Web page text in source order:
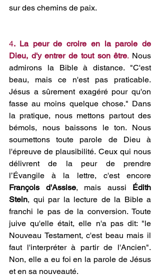
sur des chemins de paix.
4. La peur de croire en la parole de
Dieu, d'y entrer de tout son être. Nous
admirons la Bible à distance. "C'est
beau, mais ce n'est pas praticable.
Jésus a sûrement exagéré pour qu'on
fasse au moins quelque chose." Dans
la pratique, nous mettons partout des
bémols, nous baissons le ton. Nous
soumettons toute parole de Dieu à
l'épreuve de plausibilité. Ceux qui nous
délivrent de la peur de prendre
François d'Assise, mais aussi Édith
Stein, qui par la lecture de la Bible a
franchi le pas de la conversion. Toute
juive qu'elle était, elle n'a pas dit: "le
Nouveau Testament, c'est beau mais il
faut l'interpréter à partir de l'Ancien".
Non, elle a eu foi en la parole de Jésus
et en sa nouveauté.